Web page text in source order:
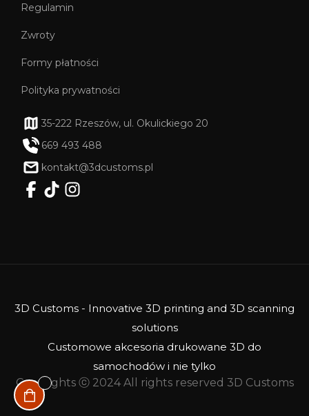
Regulamin
Zwroty
Formy płatności
Polityka prywatności
35-222 Rzeszów, ul. Okulickiego 20
669 493 488
kontakt@3dcustoms.pl
3D Customs - Innovative 3D printing and 3D scanning
solutions
Customowe akcesoria drukowane 3D do
samochodów i nie tylko
Copyrights ⓒ 2024 All rights reserved 3D Customs